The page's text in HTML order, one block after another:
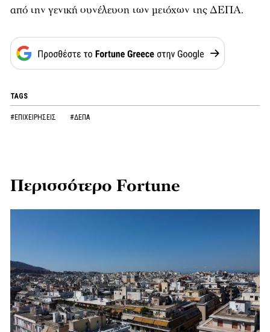
από την γενική συνέλευση των μετόχων της ΔΕΠΑ.
TAGS
#ΕΠΙΧΕΙΡΗΣΕΙΣ #ΔΕΠΑ
Περισσότερο Fortune